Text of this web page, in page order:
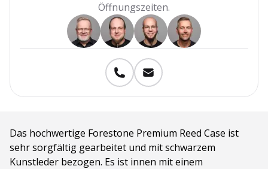
Öffnungszeiten.
Das hochwertige Forestone Premium Reed Case ist
sehr sorgfältig gearbeitet und mit schwarzem
Kunstleder bezogen. Es ist innen mit einem